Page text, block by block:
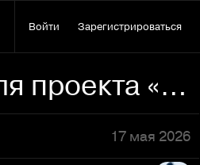
Войти Зарегистрироваться
Концепт для проекта «Завтрак будит»
17 мая 2026